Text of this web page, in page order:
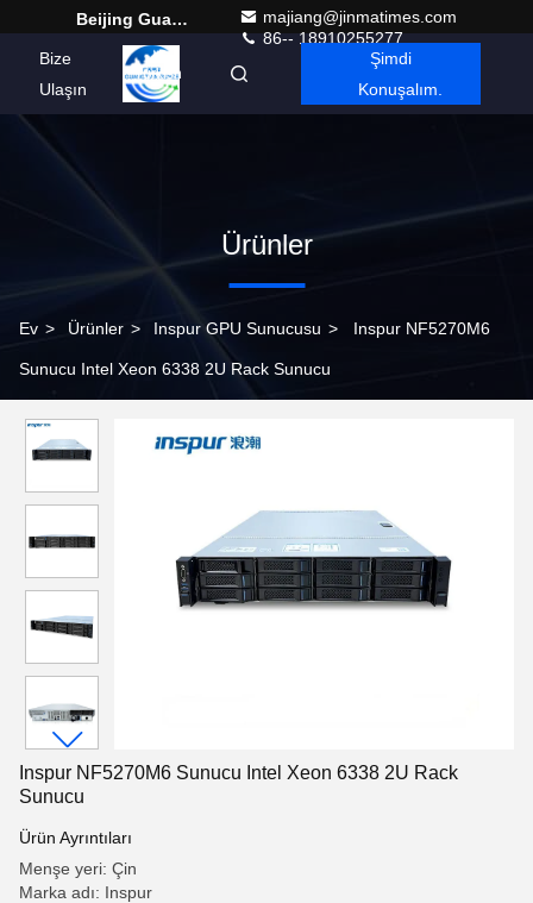
Beijing Guangtian Runze Technology Co., Ltd.
majiang@jinmatimes.com
86-- 18910255277
Bize
Ulaşın
Turkish
Şimdi
Konuşalım.
Ürünler
Ev > Ürünler > Inspur GPU Sunucusu > Inspur NF5270M6
Sunucu Intel Xeon 6338 2U Rack Sunucu
Inspur NF5270M6 Sunucu Intel Xeon 6338 2U Rack
Sunucu
Ürün Ayrıntıları
Menşe yeri: Çin
Marka adı: Inspur